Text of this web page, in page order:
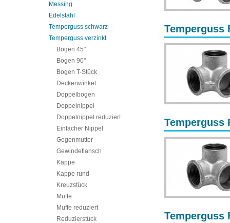
Temperguss
Temperguss
Temperguss
Messing
Edelstahl
Temperguss schwarz
Temperguss verzinkt
Bogen 45°
Bogen 90°
Bogen T-Stück
Deckenwinkel
Doppelbogen
Doppelnippel
Doppelnippel reduziert
Einfacher Nippel
Gegenmutter
Gewindeflansch
Kappe
Kappe rund
Kreuzstück
Muffe
Muffe reduziert
Reduzierstück